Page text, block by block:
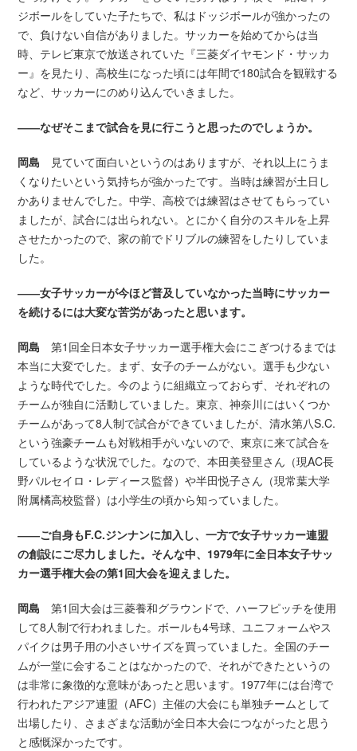
ジボールをしていた子たちで、私はドッジボールが強かったの
で、負けない自信がありました。サッカーを始めてからは当
時、テレビ東京で放送されていた『三菱ダイヤモンド・サッカ
ー』を見たり、高校生になった頃には年間で180試合を観戦する
など、サッカーにのめり込んでいきました。
――なぜそこまで試合を見に行こうと思ったのでしょうか。
岡島 見ていて面白いというのはありますが、それ以上にうま
くなりたいという気持ちが強かったです。当時は練習が土日し
かありませんでした。中学、高校では練習はさせてもらってい
ましたが、試合には出られない。とにかく自分のスキルを上昇
させたかったので、家の前でドリブルの練習をしたりしていま
した。
――女子サッカーが今ほど普及していなかった当時にサッカー
を続けるには大変な苦労があったと思います。
岡島 第1回全日本女子サッカー選手権大会にこぎつけるまでは
本当に大変でした。まず、女子のチームがない。選手も少ない
ような時代でした。今のように組織立っておらず、それぞれの
チームが独自に活動していました。東京、神奈川にはいくつか
チームがあって8人制で試合ができていましたが、清水第八S.C.
という強豪チームも対戦相手がいないので、東京に来て試合を
しているような状況でした。なので、本田美登里さん（現AC長
野パルセイロ・レディース監督）や半田悦子さん（現常葉大学
附属橘高校監督）は小学生の頃から知っていました。
――ご自身もF.C.ジンナンに加入し、一方で女子サッカー連盟
の創設にご尽力しました。そんな中、1979年に全日本女子サッ
カー選手権大会の第1回大会を迎えました。
岡島 第1回大会は三菱養和グラウンドで、ハーフピッチを使用
して8人制で行われました。ボールも4号球、ユニフォームやス
パイクは男子用の小さいサイズを買っていました。全国のチー
ムが一堂に会することはなかったので、それができたというの
は非常に象徴的な意味があったと思います。1977年には台湾で
行われたアジア連盟（AFC）主催の大会にも単独チームとして
出場したり、さまざまな活動が全日本大会につながったと思う
と感慨深かったです。